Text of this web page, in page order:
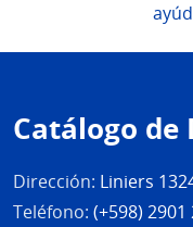
de
página
Catálogo de
Dirección: Liniers
Teléfono: (+598) 2901